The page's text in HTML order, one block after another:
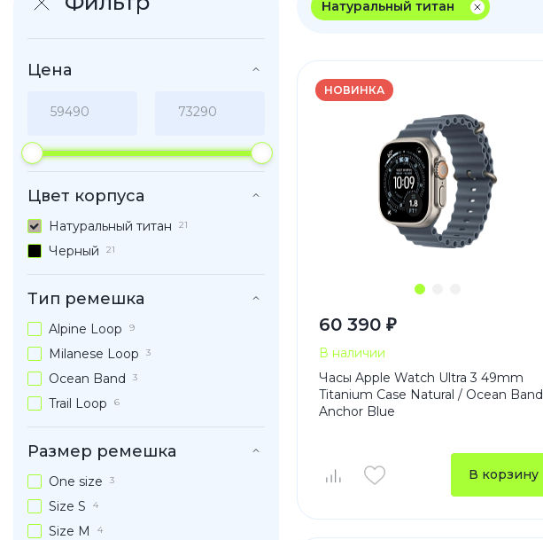
iPhone 13
iPhone SE
F Series
Nothing
Цена
Цвет корпуса
Натуральный титан 21
Черный 21
Тип ремешка
Alpine Loop 9
Milanese Loop 3
Ocean Band 3
Trail Loop 6
Размер ремешка
One size 3
Size S 4
Size M 4
Натуральный титан
НОВИНКА
60 390 ₽
В наличии
Часы Apple Watch Ultra 3 49mm
Titanium Case Natural / Ocean Band
Anchor Blue
В корзину